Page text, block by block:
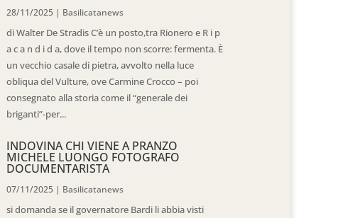
28/11/2025 | Basilicatanews
di Walter De Stradis C’è un posto,tra Rionero e R i p
a c a n d i d a, dove il tempo non scorre: fermenta. È
un vecchio casale di pietra, avvolto nella luce
obliqua del Vulture, ove Carmine Crocco – poi
consegnato alla storia come il “generale dei
briganti”-per...
INDOVINA CHI VIENE A PRANZO
MICHELE LUONGO FOTOGRAFO
DOCUMENTARISTA
07/11/2025 | Basilicatanews
si domanda se il governatore Bardi li abbia visti